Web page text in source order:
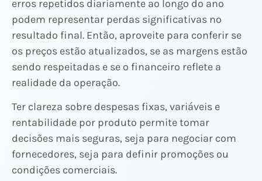
erros repetidos diariamente ao longo do ano
podem representar perdas significativas no
resultado final. Então, aproveite para conferir se
os preços estão atualizados, se as margens estão
sendo respeitadas e se o financeiro reflete a
realidade da operação.
Ter clareza sobre despesas fixas, variáveis e
rentabilidade por produto permite tomar
decisões mais seguras, seja para negociar com
fornecedores, seja para definir promoções ou
condições comerciais.